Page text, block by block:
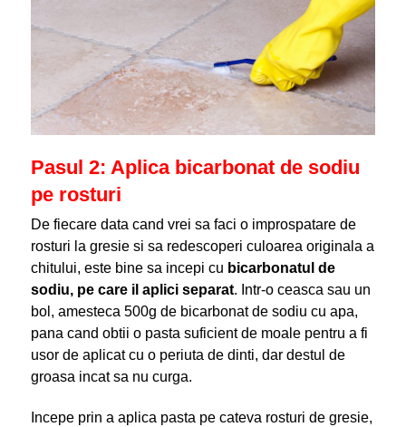
Pasul 2: Aplica bicarbonat de sodiu
pe rosturi
De fiecare data cand vrei sa faci o improspatare de
rosturi la gresie si sa redescoperi culoarea originala a
chitului, este bine sa incepi cu bicarbonatul de
sodiu, pe care il aplici separat. Intr-o ceasca sau un
bol, amesteca 500g de bicarbonat de sodiu cu apa,
pana cand obtii o pasta suficient de moale pentru a fi
usor de aplicat cu o periuta de dinti, dar destul de
groasa incat sa nu curga.
Incepe prin a aplica pasta pe cateva rosturi de gresie,